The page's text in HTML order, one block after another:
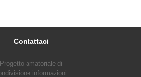
Contattaci
Progetto amatoriale di
informazioni